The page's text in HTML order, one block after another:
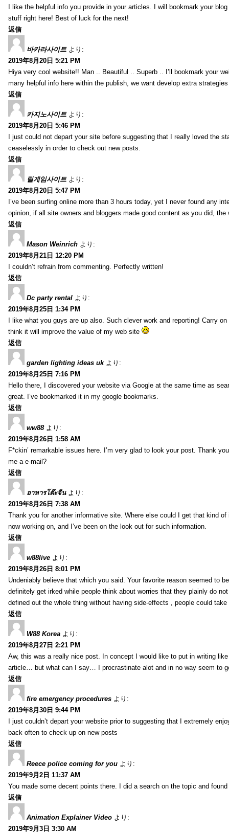
I like the helpful info you provide in your articles. I will bookmark your
stuff right here! Best of luck for the next!
返信
바카라사이트 より:
2019年8月20日 5:21 PM
Hiya very cool website!! Man .. Beautiful .. Superb .. I’ll bookmark your
many helpful info here within the publish, we want develop extra
返信
카지노사이트 より:
2019年8月20日 5:46 PM
I just could not depart your site before suggesting that I really loved the
ceaselessly in order to check out new posts.
返信
릴게임사이트 より:
2019年8月20日 5:47 PM
I’ve been surfing online more than 3 hours today, yet I never found any
opinion, if all site owners and bloggers made good content as you did,
返信
Mason Weinrich より:
2019年8月21日 12:20 PM
I couldn’t refrain from commenting. Perfectly written!
返信
Dc party rental より:
2019年8月25日 1:34 PM
I like what you guys are up also. Such clever work and reporting! Carry
think it will improve the value of my web site
返信
garden lighting ideas uk より:
2019年8月25日 7:16 PM
Hello there, I discovered your website via Google at the same time as
great. I’ve bookmarked it in my google bookmarks.
返信
ww88 より:
2019年8月26日 1:58 AM
F*ckin’ remarkable issues here. I’m very glad to look your post. Thank
me a e-mail?
返信
อาหารโต๊ะจีน より:
2019年8月26日 7:38 AM
Thank you for another informative site. Where else could I get that kind
now working on, and I’ve been on the look out for such information.
返信
w88live より:
2019年8月26日 8:01 PM
Undeniably believe that which you said. Your favorite reason seemed to
definitely get irked while people think about worries that they plainly do
defined out the whole thing without having side-effects , people could
返信
W88 Korea より:
2019年8月27日 2:21 PM
Aw, this was a really nice post. In concept I would like to put in writing
article… but what can I say… I procrastinate alot and in no way seem to
返信
fire emergency procedures より:
2019年8月30日 9:44 PM
I just couldn’t depart your website prior to suggesting that I extremely
back often to check up on new posts
返信
Reece police coming for you より:
2019年9月2日 11:37 AM
You made some decent points there. I did a search on the topic and
返信
Animation Explainer Video より:
2019年9月3日 3:30 AM